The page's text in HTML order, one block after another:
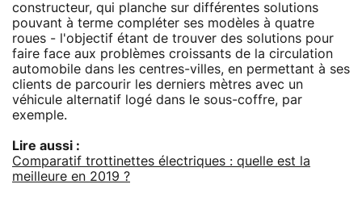
constructeur, qui planche sur différentes solutions
pouvant à terme compléter ses modèles à quatre
roues - l'objectif étant de trouver des solutions pour
faire face aux problèmes croissants de la circulation
automobile dans les centres-villes, en permettant à ses
clients de parcourir les derniers mètres avec un
véhicule alternatif logé dans le sous-coffre, par
exemple.
Lire aussi :
Comparatif trottinettes électriques : quelle est la
meilleure en 2019 ?